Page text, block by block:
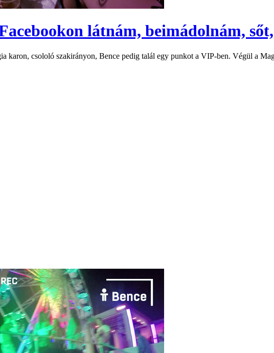
látnám, beimádolnám,
karon, csololó szakirányon, Bence pedig talál egy punkot a VIP-ben. Végül a